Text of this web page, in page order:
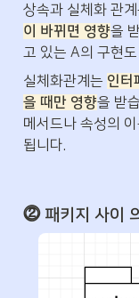
상속과 실체화 관
이 바뀌면 영향을
고 있는 A의 구현
실체화관계는 인터
을 때만 영향을 받
메서드나 속성의
됩니다.
⓶ 패키지 사이